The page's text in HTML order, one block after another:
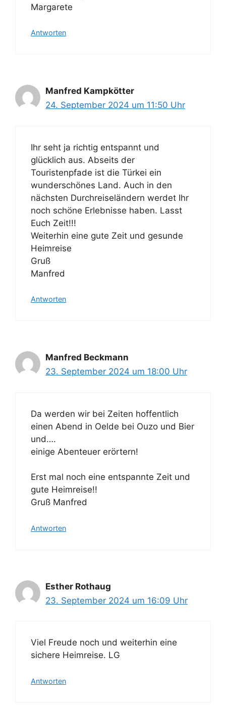
Margarete
Antworten
Manfred Kampkötter
24. September 2024 um 11:50 Uhr
Ihr seht ja richtig entspannt und
glücklich aus. Abseits der
Touristenpfade ist die Türkei ein
wunderschönes Land. Auch in den
nächsten Durchreiseländern werdet Ihr
noch schöne Erlebnisse haben. Lasst
Euch Zeit!!!
Weiterhin eine gute Zeit und gesunde
Heimreise
Gruß
Manfred
Antworten
Manfred Beckmann
23. September 2024 um 18:00 Uhr
Da werden wir bei Zeiten hoffentlich
einen Abend in Oelde bei Ouzo und Bier
und….
einige Abenteuer erörtern!
Erst mal noch eine entspannte Zeit und
gute Heimreise!!
Gruß Manfred
Antworten
Esther Rothaug
23. September 2024 um 16:09 Uhr
Viel Freude noch und weiterhin eine
sichere Heimreise. LG
Antworten